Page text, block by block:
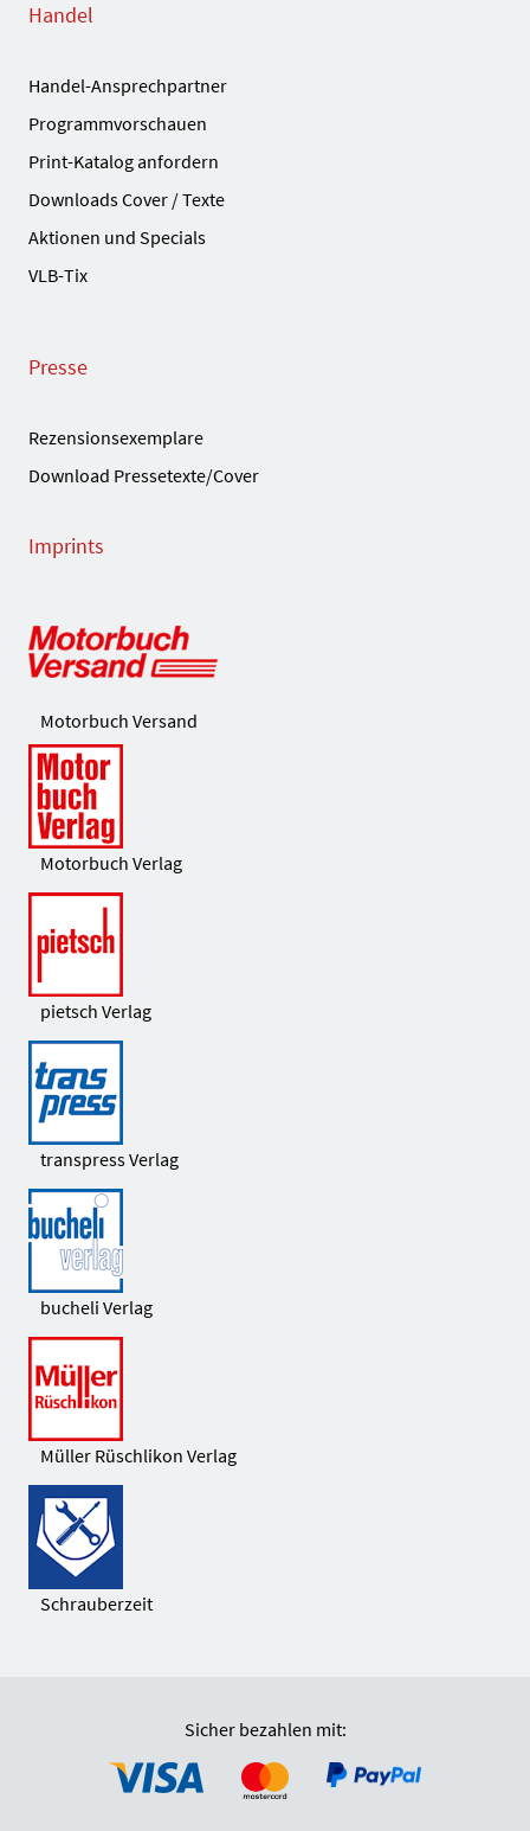
Handel
Handel-Ansprechpartner
Programmvorschauen
Print-Katalog anfordern
Downloads Cover / Texte
Aktionen und Specials
VLB-Tix
Presse
Rezensionsexemplare
Download Pressetexte/Cover
Imprints
Motorbuch Versand
Motorbuch Verlag
pietsch Verlag
transpress Verlag
bucheli Verlag
Müller Rüschlikon Verlag
Schrauberzeit
Sicher bezahlen mit: